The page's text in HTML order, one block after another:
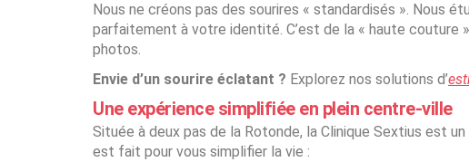
Nous ne créons pas des sourires « standardisés ». Nous
parfaitement à votre identité. C’est de la « haute couture
photos.
Envie d’un sourire éclatant ? Explorez nos solutions d’
Une expérience simplifiée en plein centre-ville
Située à deux pas de la Rotonde, la Clinique Sextius est
est fait pour vous simplifier la vie :